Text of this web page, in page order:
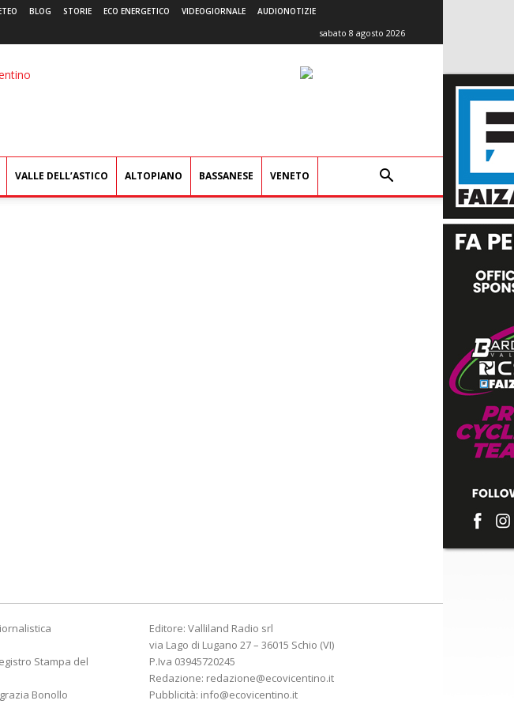
BLOG STORIE ECO ENERGETICO VIDEOGIORNALE AUDIONOTIZIE
sabato 8 agosto 2026
VALLE DELL’ASTICO ALTOPIANO BASSANESE VENETO
Stampa del
Bonollo
Editore: Valliland Radio srl
via Lago di Lugano 27 – 36015 Schio (VI)
P.Iva 03945720245
Redazione: redazione@ecovicentino.it
Pubblicità: info@ecovicentino.it